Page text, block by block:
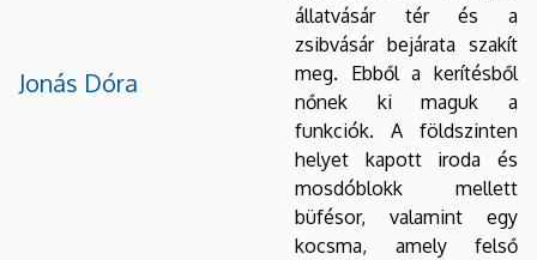
Jonás Dóra
állatvásár tér és a
zsibvásár bejárata szakít
meg. Ebből a kerítésből
nőnek ki maguk a
funkciók. A földszinten
helyet kapott iroda és
mosdóblokk mellett
büfésor, valamint egy
kocsma, amely felső